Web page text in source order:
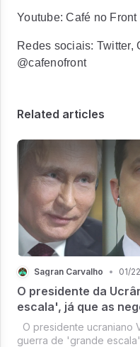
Youtube: Café no Front
Redes sociais: Twitter,
@cafenofront
Related articles
Sagran Carvalho • 01/
O presidente da
escala', já que as
Rússia não
O presidente ucraniano
guerra de 'grande